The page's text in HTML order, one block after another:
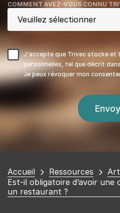
COMMENT AVEZ-VOUS CONNU
J'accepte que Trivec stocke et
personnelles, tel que décrit dans
Je peux révoquer mon
Vous
êtes
ici
Accueil Ressources
Est-il obligatoire d’avoir une
un restaurant ?